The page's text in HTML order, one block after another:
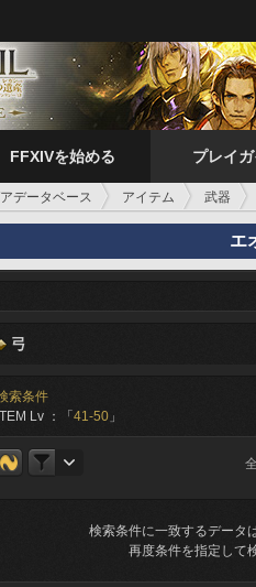
FFXIVを始める プレイ
データベース アイテム 武器
エ
弓
索条件
ITEM Lv ：「 41-50 」
全
検索条件に一致するデータ
再度条件を指定して